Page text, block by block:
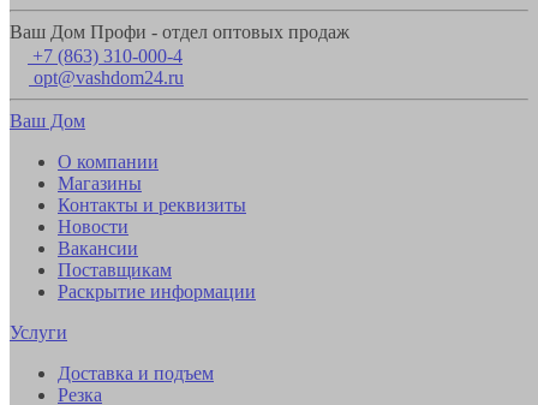
Ваш Дом Профи - отдел оптовых продаж
+7 (863) 310-000-4
opt@vashdom24.ru
Ваш Дом
О компании
Магазины
Контакты и реквизиты
Новости
Вакансии
Поставщикам
Раскрытие информации
Услуги
Доставка и подъем
Резка